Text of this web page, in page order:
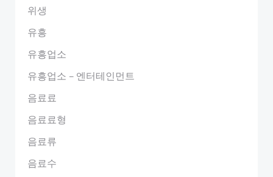
위생
유흥
유흥업소
유흥업소 – 엔터테인먼트
음료료
음료료형
음료류
음료수